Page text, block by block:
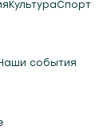
КультураСпорт
события